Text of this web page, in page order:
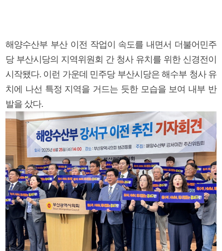
해양수산부 부산 이전 작업이 속도를 내면서 더불어민주
당 부산시당의 지역위원회 간 청사 유치를 위한 신경전이
시작됐다. 이런 가운데 민주당 부산시당은 해수부 청사 유
치에 나선 특정 지역을 거드는 듯한 모습을 보여 내부 반
발을 샀다.